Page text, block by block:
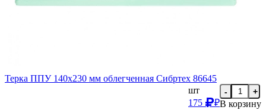
Терка ППУ 140х230 мм облегченная Сибртех 86645
шт
175
₽
- +
В корзину